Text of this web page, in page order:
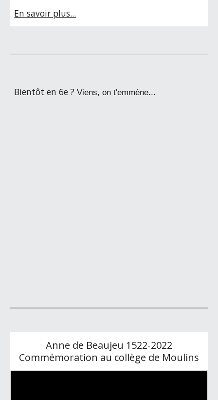
En savoir plus...
Bientôt en 6e ?Viens, on t'emmène...
Anne de Beaujeu 1522-2022
Commémoration au collège de Moulins